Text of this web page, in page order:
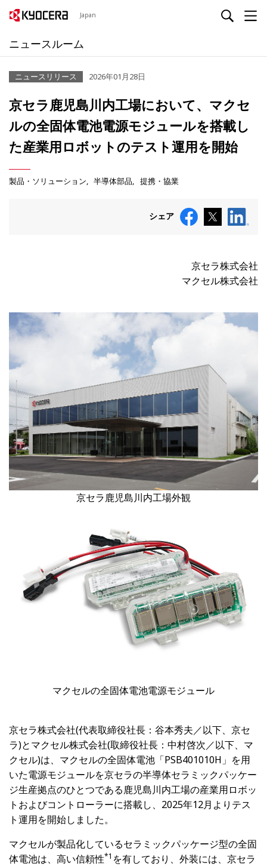
Japan
ニュースルーム
ニュースリリース 2026年01月28日
京セラ鹿児島川内工場において、マクセ
ルの全固体電池電源モジュールを搭載し
た産業用ロボットのテスト運用を開始
製品・ソリューション 半導体部品 提携・協業
シェア
京セラ株式会社
マクセル株式会社
京セラ鹿児島川内工場外観
マクセルの全固体電池電源モジュール
京セラ株式会社(代表取締役社長：谷本秀夫／以下、京セ
ラ)とマクセル株式会社(取締役社長：中村啓次／以下、マ
クセル)は、マクセルの全固体電池「PSB401010H」を用
いた電源モジュールを京セラの半導体セラミックパッケー
ジ生産拠点のひとつである鹿児島川内工場の産業用ロボッ
トおよびコントローラーに搭載し、2025年12月よりテス
ト運用を開始しました。
マクセルが製品化しているセラミックパッケージ型の全固
体電池は、高い信頼性*1 を有しており、外装には、京セラ